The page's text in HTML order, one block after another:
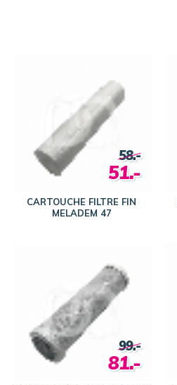
CARTOUCHE FILTRE FIN
MELADEM 47
58.-
51.-
99.-
81.-